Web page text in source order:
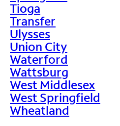
Tioga
Transfer
Ulysses
Union City
Waterford
Wattsburg
West Middlesex
West Springfield
Wheatland